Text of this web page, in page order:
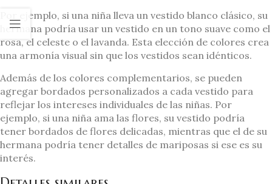
Por ejemplo, si una niña lleva un vestido blanco clásico, su
hermana podría usar un vestido en un tono suave como el
rosa, el celeste o el lavanda. Esta elección de colores crea
una armonía visual sin que los vestidos sean idénticos.
Además de los colores complementarios, se pueden
agregar bordados personalizados a cada vestido para
reflejar los intereses individuales de las niñas. Por
ejemplo, si una niña ama las flores, su vestido podría
tener bordados de flores delicadas, mientras que el de su
hermana podría tener detalles de mariposas si ese es su
interés.